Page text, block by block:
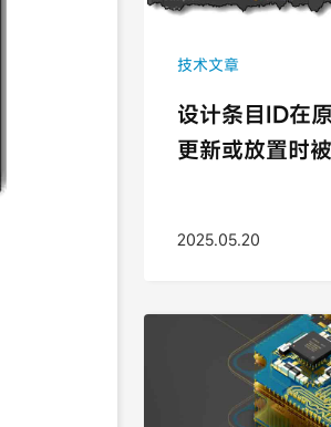
技术文章
设计条目ID在
更新或放置时
2025.05.20